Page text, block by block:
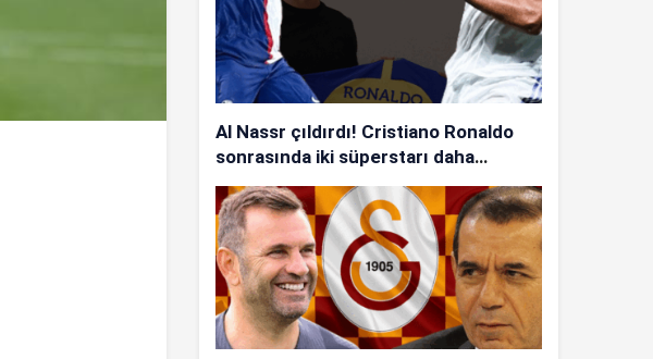
Al Nassr çıldırdı! Cristiano Ronaldo
sonrasında iki süperstarı daha
istiyorlar…